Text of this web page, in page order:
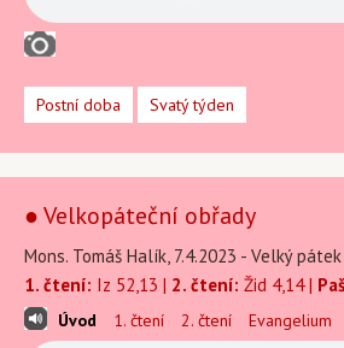
Postní doba Svatý týden
● Velkopáteční obřady
Mons. Tomáš Halík, 7.4.2023 - Velký pátek
1. čtení: Iz 52,13 | 2. čtení: Žid 4,14 |
Úvod 1. čtení 2. čtení Evangelium